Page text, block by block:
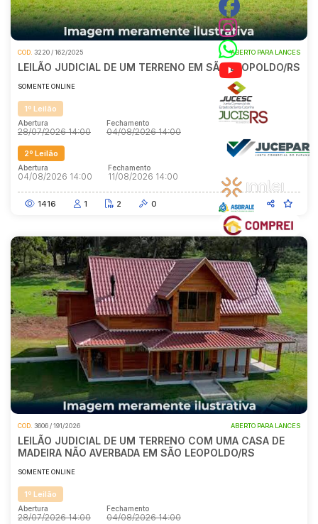
COD. 3220 / 162/2025 ABERTO PARA LANCES
LEILÃO JUDICIAL DE UM TERRENO EM SÃO LEOPOLDO/RS
SOMENTE ONLINE
1º Leilão
Abertura
28/07/2026 14:00
Fechamento
04/08/2026 14:00
2º Leilão
Abertura
04/08/2026 14:00
Fechamento
11/08/2026 14:00
1416 1 2 0
COD. 3606 / 191/2026 ABERTO PARA LANCES
LEILÃO JUDICIAL DE UM TERRENO COM UMA CASA DE
MADEIRA NÃO AVERBADA EM SÃO LEOPOLDO/RS
SOMENTE ONLINE
1º Leilão
Abertura
28/07/2026 14:00
Fechamento
04/08/2026 14:00